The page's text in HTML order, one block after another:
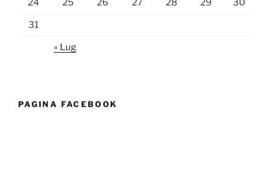
24 25 26 27 28 29 30
31
« Lug
PAGINA FACEBOOK